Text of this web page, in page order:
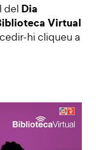
del Dia
Virtual
hi cliqueu a